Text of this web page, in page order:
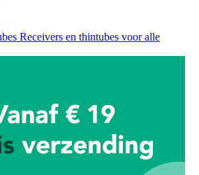
Receivers en thintubes voor alle